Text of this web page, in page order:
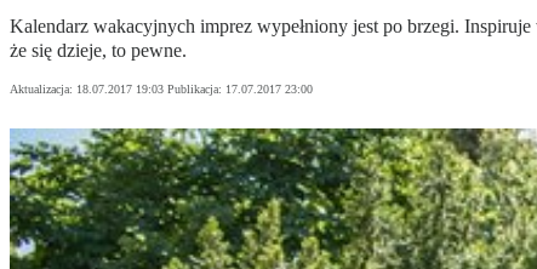
Kalendarz wakacyjnych imprez wypełniony jest po brzegi.
że się dzieje, to pewne.
Aktualizacja: 18.07.2017 19:03 Publikacja: 17.07.2017 23:00